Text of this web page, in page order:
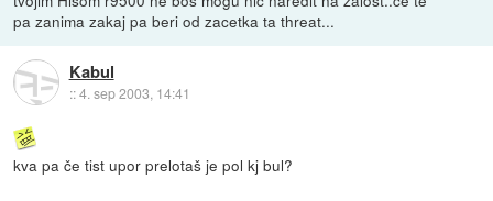
pa zanima zakaj pa beri od zacetka ta threat...
Kabul
::4. sep 2003, 14:41
kva pa če tist upor prelotaš je pol kj bul?